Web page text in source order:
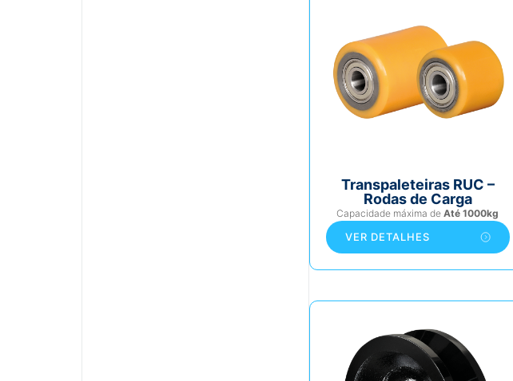
Transpaleteiras RUC –
Rodas de Carga
Capacidade máxima deAté 1000kg
VER DETALHES